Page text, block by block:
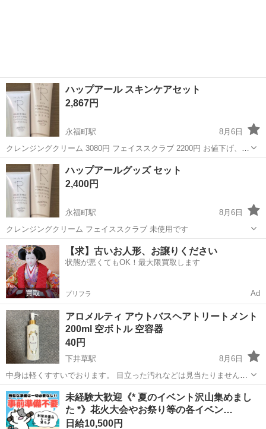
ハップアール スキンケアセット
2,867円
永福町駅
8月6日
クレンジングクリーム 3080円 フェイススクラブ 2200円 お値下げ、バ
ラ売り❌ スキンケア 洗顔 メイク アンチエイジング 毛穴 美白
東京 杉並区 永福町駅 コスメ/ヘルスケア
ハップアールグッズ セット
2,400円
永福町駅
8月6日
クレンジングクリーム フェイススクラブ 未使用です
東京 杉並区 永福町駅 コスメ/ヘルスケア ソープ
【求】古いお人形、お譲りください
状態が悪くてもOK！最大限買取します
プリフラ Ad
アロメルティ アウトバスヘアトリートメント
200ml 空ボトル 空容器
40円
下井草駅
8月6日
中身は軽くすすいでおります。 目立った汚れなどは見当たりません。
サイズ 高さ 18cm 直径 4.7cm
東京 杉並区 下井草駅 ヘアケア
未経験大歓迎《* 夏のイベント沢山集めまし
た *》花火大会やお祭り等の各イベン…
日給10,500円